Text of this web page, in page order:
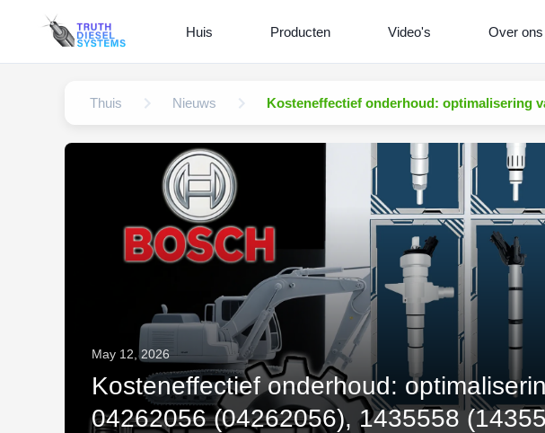
Huis Producten Video's Over ons
Thuis Nieuws Kosteneffectief onderhoud: optimalisering
May 12, 2026
Kosteneffectief onderhoud:
04262056 (04262056), 1435558